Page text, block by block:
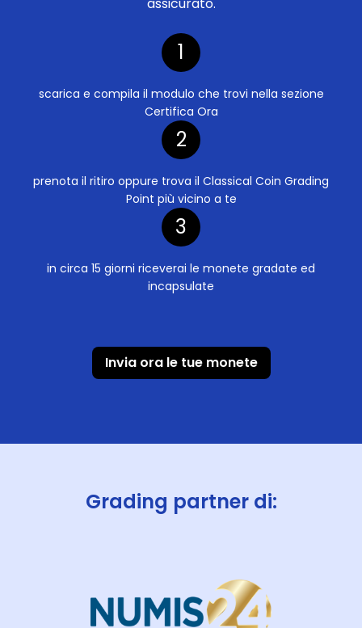
1
scarica e compila il modulo che trovi nella sezione
Certifica Ora
2
prenota il ritiro oppure trova il Classical Coin Grading
Point più vicino a te
3
in circa 15 giorni riceverai le monete gradate ed
incapsulate
Invia ora le tue monete
Grading partner di: